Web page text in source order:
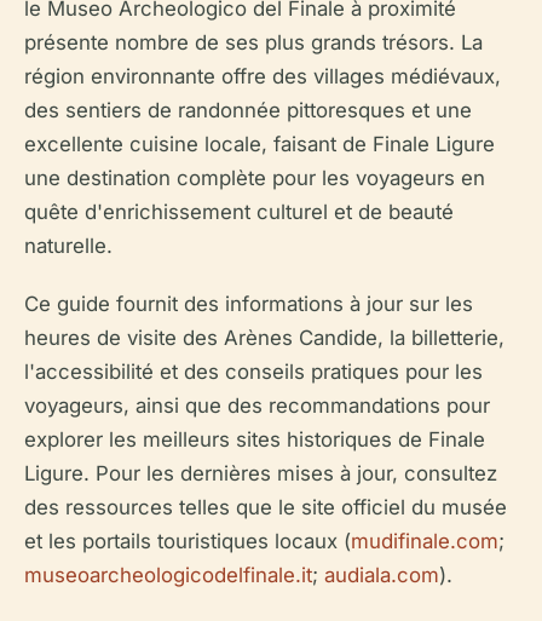
le Museo Archeologico del Finale à proximité
présente nombre de ses plus grands trésors. La
région environnante offre des villages médiévaux,
des sentiers de randonnée pittoresques et une
excellente cuisine locale, faisant de Finale Ligure
une destination complète pour les voyageurs en
quête d'enrichissement culturel et de beauté
naturelle.
Ce guide fournit des informations à jour sur les
heures de visite des Arènes Candide, la billetterie,
l'accessibilité et des conseils pratiques pour les
voyageurs, ainsi que des recommandations pour
explorer les meilleurs sites historiques de Finale
Ligure. Pour les dernières mises à jour, consultez
des ressources telles que le site officiel du musée
et les portails touristiques locaux (mudifinale.com;
museoarcheologicodelfinale.it; audiala.com).